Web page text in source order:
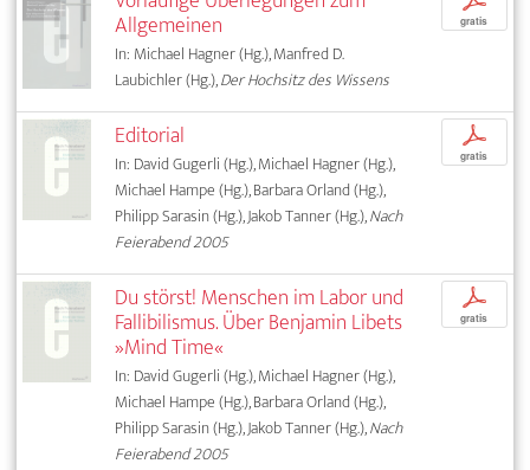
Allgemeinen
In: Michael Hagner (Hg.), Manfred D.
Laubichler (Hg.),Der Hochsitz des Wissens
gratis
Editorial
In: David Gugerli (Hg.), Michael Hagner (Hg.),
Michael Hampe (Hg.), Barbara Orland (Hg.),
Philipp Sarasin (Hg.), Jakob Tanner (Hg.),Nach
Feierabend 2005
p
gratis
Du störst! Menschen im Labor und
Fallibilismus. Über Benjamin Libets
»Mind Time«
In: David Gugerli (Hg.), Michael Hagner (Hg.),
Michael Hampe (Hg.), Barbara Orland (Hg.),
Philipp Sarasin (Hg.), Jakob Tanner (Hg.),Nach
Feierabend 2005
p
gratis